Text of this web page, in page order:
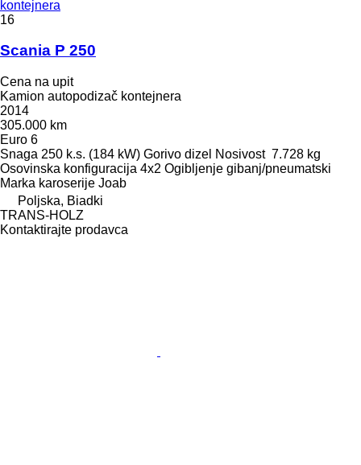
kontejnera
16
Scania P 250
Cena na upit
Kamion autopodizač kontejnera
2014
305.000 km
Euro 6
Snaga 250 k.s. (184 kW) Gorivo dizel Nosivost 7.728 kg
Osovinska konfiguracija 4x2 Ogibljenje gibanj/pneumatski
Marka karoserije Joab
Poljska, Biadki
TRANS-HOLZ
Kontaktirajte prodavca